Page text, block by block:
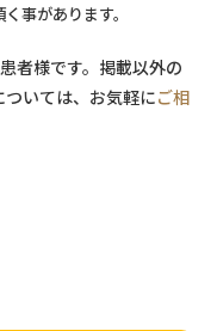
事があります。
者様です。掲載以外の
いては、お気軽にご相